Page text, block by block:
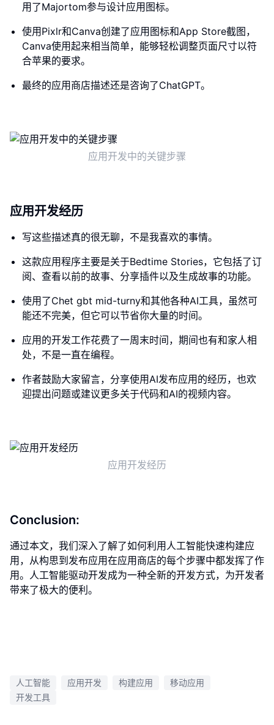
用了Majortom参与设计应用图标。
使用Pixlr和Canva创建了应用图标和App Store截图，
Canva使用起来相当简单，能够轻松调整页面尺寸以符
合苹果的要求。
最终的应用商店描述还是咨询了ChatGPT。
应用开发中的关键步骤
应用开发经历
写这些描述真的很无聊，不是我喜欢的事情。
这款应用程序主要是关于Bedtime Stories，它包括了订
阅、查看以前的故事、分享插件以及生成故事的功能。
使用了Chet gbt mid-turny和其他各种AI工具，虽然可
能还不完美，但它可以节省你大量的时间。
应用的开发工作花费了一周末时间，期间也有和家人相
处，不是一直在编程。
作者鼓励大家留言，分享使用AI发布应用的经历，也欢
迎提出问题或建议更多关于代码和AI的视频内容。
应用开发经历
Conclusion:
通过本文，我们深入了解了如何利用人工智能快速构建应
用，从构思到发布应用在应用商店的每个步骤中都发挥了作
用。人工智能驱动开发成为一种全新的开发方式，为开发者
带来了极大的便利。
人工智能 应用开发 构建应用
移动应用
开发工具